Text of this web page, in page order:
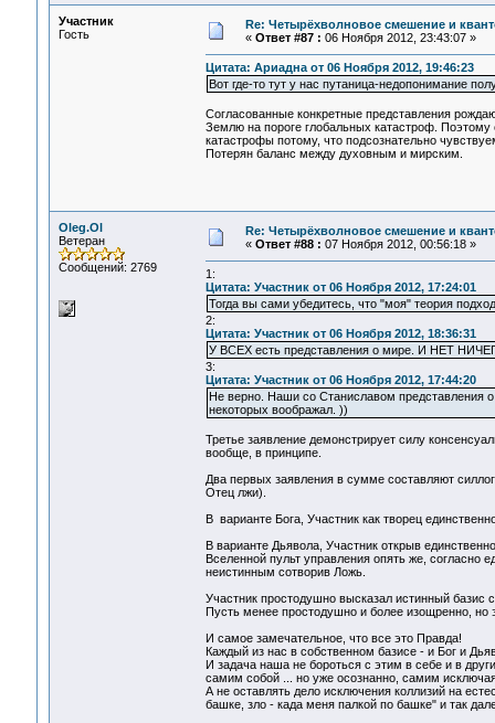
Участник
Гость
Re: Четырёхволновое смешение и
« Ответ #87 : 06 Ноября 2012, 23:43:07 »
Цитата: Ариадна от 06 Ноября 2012, 19:46:23
Вот где-то тут у нас путаница-недопонимание
Согласованные конкретные представления
Землю на пороге глобальных катастроф.
катастрофы потому, что подсознательно
Потерян баланс между духовным и мирским.
Oleg.Ol
Ветеран
Сообщений: 2769
Re: Четырёхволновое смешение и
« Ответ #88 : 07 Ноября 2012, 00:56:18 »
1:
Цитата: Участник от 06 Ноября 2012, 17:24:01
Тогда вы сами убедитесь, что "моя" теория
2:
Цитата: Участник от 06 Ноября 2012, 18:36:31
У ВСЕХ есть представления о мире. И НЕТ
3:
Цитата: Участник от 06 Ноября 2012, 17:44:20
Не верно. Наши со Станиславом представления
некоторых воображал. ))
Третье заявление демонстрирует силу
вообще, в принципе.
Два первых заявления в сумме составляют
Отец лжи).
В варианте Бога, Участник как творец
В варианте Дьявола, Участник открыв
Вселенной пульт управления опять же, согласно
неистинным сотворив Ложь.
Участник простодушно высказал истинный базис
Пусть менее простодушно и более изощренно,
И самое замечательное, что все это Правда!
Каждый из нас в собственном базисе - и Бог и
И задача наша не бороться с этим в себе и в
самим собой ... но уже осознанно, самим
А не оставлять дело исключения коллизий на
башке, зло - када меня палкой по башке" и так